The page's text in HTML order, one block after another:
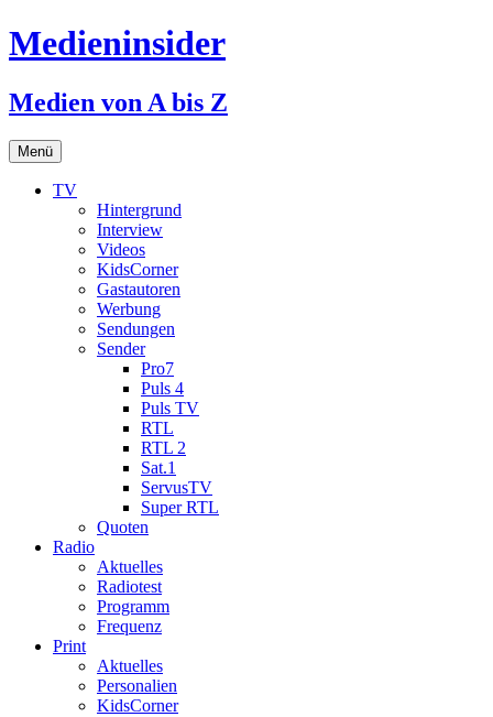
Medieninsider
Medien von A bis Z
Menü Zum
Inhalt
springen
TV
Hintergrund
Interview
Videos
KidsCorner
Gastautoren
Werbung
Sendungen
Sender
Pro7
Puls 4
Puls TV
RTL
RTL 2
Sat.1
ServusTV
Super RTL
Quoten
Radio
Aktuelles
Radiotest
Programm
Frequenz
Print
Aktuelles
Personalien
KidsCorner